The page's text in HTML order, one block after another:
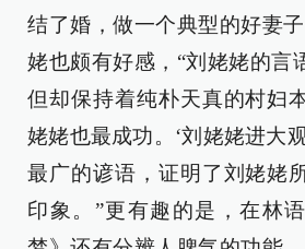
结了婚，做一个典型的好妻
姥也颇有好感，“刘姥姥的言
但却保持着纯朴天真的村妇
姥姥也最成功。‘刘姥姥进大
最广的谚语，证明了刘姥姥
印象。”更有趣的是，在林